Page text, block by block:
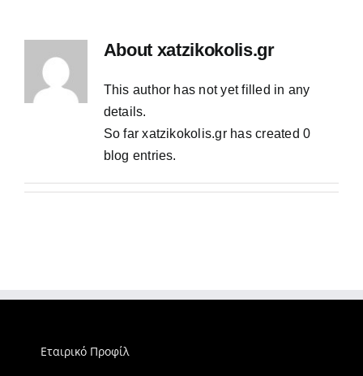
About xatzikokolis.gr
This author has not yet filled in any
details.
So far xatzikokolis.gr has created 0
blog entries.
Εταιρικό Προφίλ